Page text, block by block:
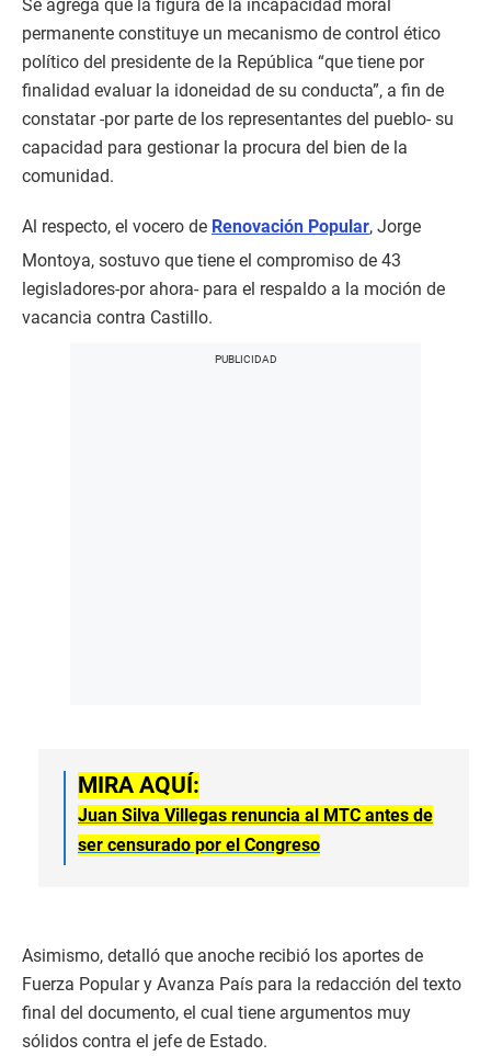
Se agrega que la figura de la incapacidad moral
permanente constituye un mecanismo de control ético
político del presidente de la República “que tiene por
finalidad evaluar la idoneidad de su conducta”, a fin de
constatar -por parte de los representantes del pueblo- su
capacidad para gestionar la procura del bien de la
comunidad.
Al respecto, el vocero de Renovación Popular, Jorge
Montoya, sostuvo que tiene el compromiso de 43
legisladores-por ahora- para el respaldo a la moción de
vacancia contra Castillo.
MIRA AQUÍ:
Juan Silva Villegas renuncia al MTC antes de
ser censurado por el Congreso
Asimismo, detalló que anoche recibió los aportes de
Fuerza Popular y Avanza País para la redacción del texto
final del documento, el cual tiene argumentos muy
sólidos contra el jefe de Estado.